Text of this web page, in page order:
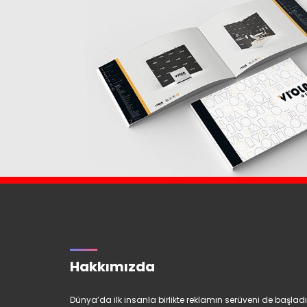
Hakkımızda
Dünya’da ilk insanla birlikte reklamın serüveni de